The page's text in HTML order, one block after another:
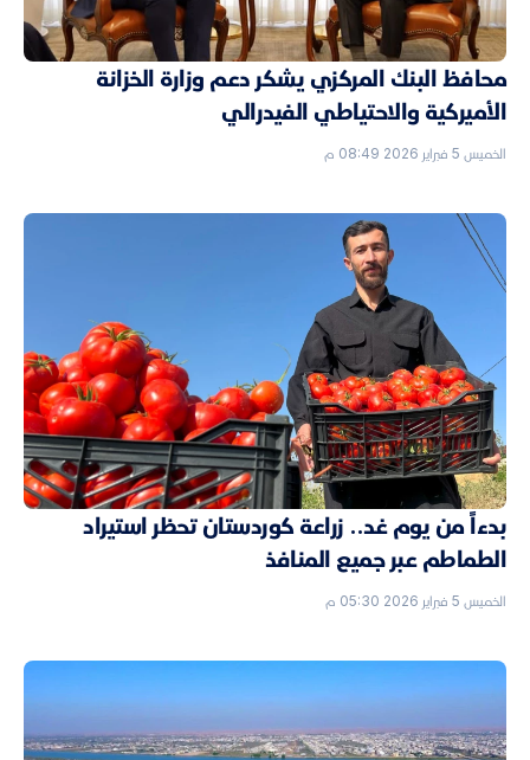
محافظ البنك المركزي يشكر دعم وزارة الخزانة
الأميركية والاحتياطي الفيدرالي
الخميس 5 فبراير 2026 08:49 م
بدءاً من يوم غد.. زراعة كوردستان تحظر استيراد
الطماطم عبر جميع المنافذ
الخميس 5 فبراير 2026 05:30 م